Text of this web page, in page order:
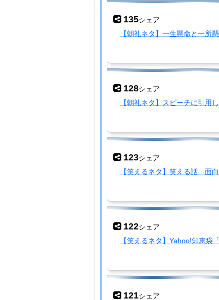
135シェア
【朝礼ネタ】一生懸命と一
128シェア
【朝礼ネタ】スピーチに引用
123シェア
【笑えるネタ】笑える話 面
122シェア
【笑えるネタ】Yahoo!知恵袋
121シェア